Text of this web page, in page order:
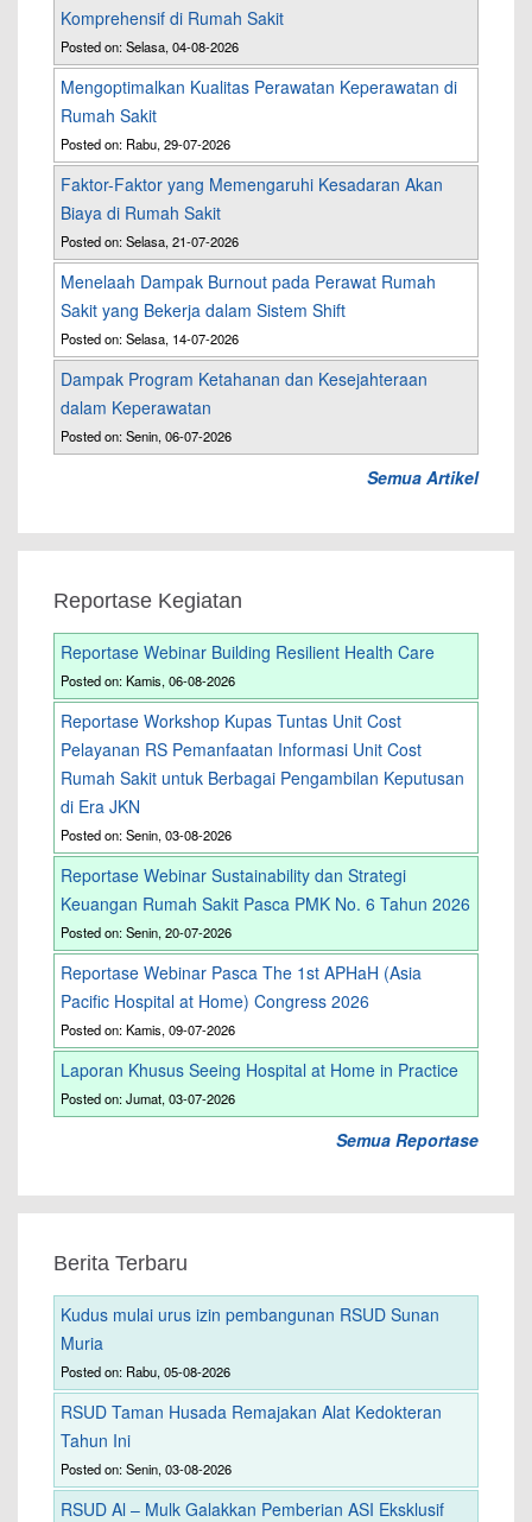
Komprehensif di Rumah Sakit
Posted on: Selasa, 04-08-2026
Mengoptimalkan Kualitas Perawatan Keperawatan di
Rumah Sakit
Posted on: Rabu, 29-07-2026
Faktor-Faktor yang Memengaruhi Kesadaran Akan
Biaya di Rumah Sakit
Posted on: Selasa, 21-07-2026
Menelaah Dampak Burnout pada Perawat Rumah
Sakit yang Bekerja dalam Sistem Shift
Posted on: Selasa, 14-07-2026
Dampak Program Ketahanan dan Kesejahteraan
dalam Keperawatan
Posted on: Senin, 06-07-2026
Semua Artikel
Reportase Kegiatan
Reportase Webinar Building Resilient Health Care
Posted on: Kamis, 06-08-2026
Reportase Workshop Kupas Tuntas Unit Cost
Pelayanan RS Pemanfaatan Informasi Unit Cost
Rumah Sakit untuk Berbagai Pengambilan Keputusan
di Era JKN
Posted on: Senin, 03-08-2026
Reportase Webinar Sustainability dan Strategi
Keuangan Rumah Sakit Pasca PMK No. 6 Tahun 2026
Posted on: Senin, 20-07-2026
Reportase Webinar Pasca The 1st APHaH (Asia
Pacific Hospital at Home) Congress 2026
Posted on: Kamis, 09-07-2026
Laporan Khusus Seeing Hospital at Home in Practice
Posted on: Jumat, 03-07-2026
Semua Reportase
Berita Terbaru
Kudus mulai urus izin pembangunan RSUD Sunan
Muria
Posted on: Rabu, 05-08-2026
RSUD Taman Husada Remajakan Alat Kedokteran
Tahun Ini
Posted on: Senin, 03-08-2026
RSUD Al – Mulk Galakkan Pemberian ASI Eksklusif